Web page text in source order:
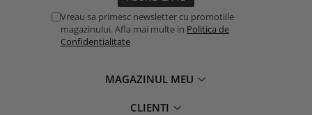
Vreau sa primesc newsletter cu promotiile
magazinului. Afla mai multe in Politica de
Confidentialitate
MAGAZINUL MEU
CLIENTI